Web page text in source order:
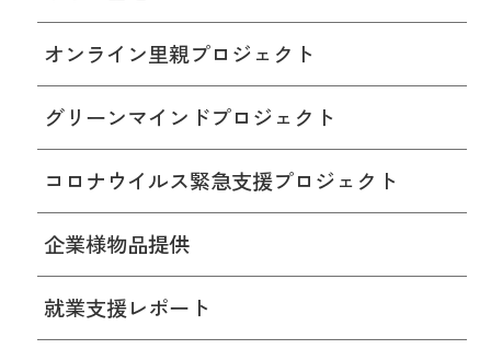
オンライン里親プロジェクト
グリーンマインドプロジェクト
コロナウイルス緊急支援プロジェクト
企業様物品提供
就業支援レポート